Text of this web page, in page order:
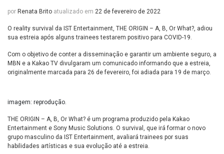
por Renata Brito atualizado em 22 de fevereiro de 2022
O reality survival da IST Entertainment, THE ORIGIN – A, B, Or What?, adiou
sua estreia após alguns trainees testarem positivo para COVID-19.
Com o objetivo de conter a disseminação e garantir um ambiente seguro, a
MBN e a Kakao TV divulgaram um comunicado informando que a estreia,
originalmente marcada para 26 de fevereiro, foi adiada para 19 de março.
imagem: reprodução.
THE ORIGIN – A, B, Or What? é um programa produzido pela Kakao
Entertainment e Sony Music Solutions. O survival, que irá formar o novo
grupo masculino da IST Entertainment, avaliará trainees por suas
habilidades artísticas e sua evolução até a estreia.